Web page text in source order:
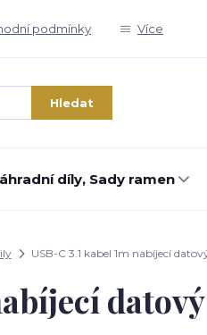
podmínky Více
Hledat
díly, Sady ramen
USB-C 3.1 kabel 1m nabíjecí